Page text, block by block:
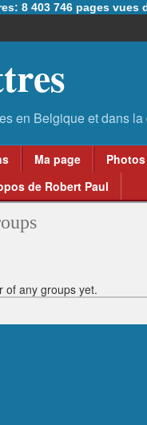
8 403 746 pages vues
Ma page Photos
de Robert Paul
of any groups yet.